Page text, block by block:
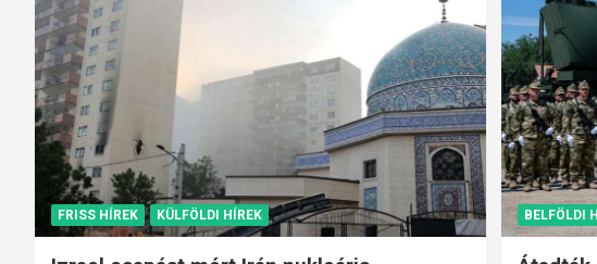
FRISS HÍREK KÜLFÖLDI HÍREK BELFÖLDI